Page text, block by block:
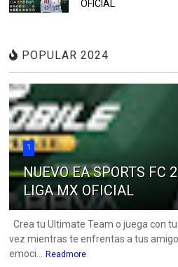
OFICIAL
POPULAR 2024
1
NUEVO EA SPORTS FC
LIGA MX OFICIAL
Crea tu Ultimate Team o juega con
vez mientras te enfrentas a tus
emoci... Readmore